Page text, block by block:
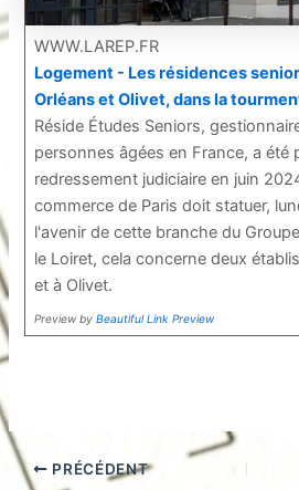
WWW.LAREP.FR
Logement - Les résidences
Orléans et Olivet, dans la
Réside Études Seniors,
personnes âgées en France, a été
redressement judiciaire en juin
commerce de Paris doit statuer,
l'avenir de cette branche du
le Loiret, cela concerne deux
et à Olivet.
Preview by Beautiful Link Preview
PRÉCÉDENT